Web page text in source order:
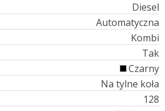
Diesel
Automatyczna
Kombi
Tak
Czarny
Na tylne koła
128